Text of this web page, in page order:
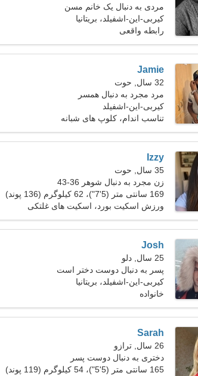
مردی به دنبال یک خانم مسن
کیربی-این-اشفیلد، بریتانیا
رابطه واقعی
Jamie
32 سال, حوت
مرد مجرد به دنبال همسر
کیربی-این-اشفیلد
تناسب اندام، کلوپ های شبانه
Izzy
35 سال, حوت
زن مجرد به دنبال شوهر 36-43
169 سانتی متر (5'7")، 62 کیلوگرم (136 پوند)
ورزش اسکیت بورد، اسکیت های غلتکی
Josh
25 سال, دلو
پسر به دنبال دوست دختر است
کیربی-این-اشفیلد، بریتانیا
خانواده
Sarah
26 سال, ترازو
دختری به دنبال دوست پسر
165 سانتی متر (5'5")، 54 کیلوگرم (119 پوند)